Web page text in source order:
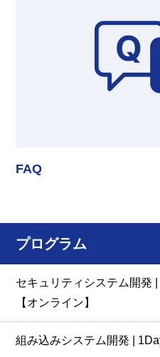
FAQ
プログラム
セキュリティシステム開発
【オンライン】
組み込みシステム開発 |